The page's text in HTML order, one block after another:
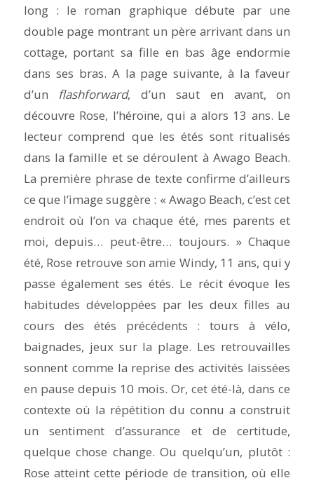
long : le roman graphique débute par une
double page montrant un père arrivant dans un
cottage, portant sa fille en bas âge endormie
dans ses bras. A la page suivante, à la faveur
d’un flashforward, d’un saut en avant, on
découvre Rose, l’héroïne, qui a alors 13 ans. Le
lecteur comprend que les étés sont ritualisés
dans la famille et se déroulent à Awago Beach.
La première phrase de texte confirme d’ailleurs
ce que l’image suggère : « Awago Beach, c’est cet
endroit où l’on va chaque été, mes parents et
moi, depuis… peut-être… toujours. » Chaque
été, Rose retrouve son amie Windy, 11 ans, qui y
passe également ses étés. Le récit évoque les
habitudes développées par les deux filles au
cours des étés précédents : tours à vélo,
baignades, jeux sur la plage. Les retrouvailles
sonnent comme la reprise des activités laissées
en pause depuis 10 mois. Or, cet été-là, dans ce
contexte où la répétition du connu a construit
un sentiment d’assurance et de certitude,
quelque chose change. Ou quelqu’un, plutôt :
Rose atteint cette période de transition, où elle